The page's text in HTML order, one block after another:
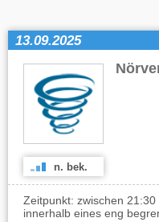
13.09.2025
n. bek.
Zeitpunkt: zwischen
innerhalb eines eng